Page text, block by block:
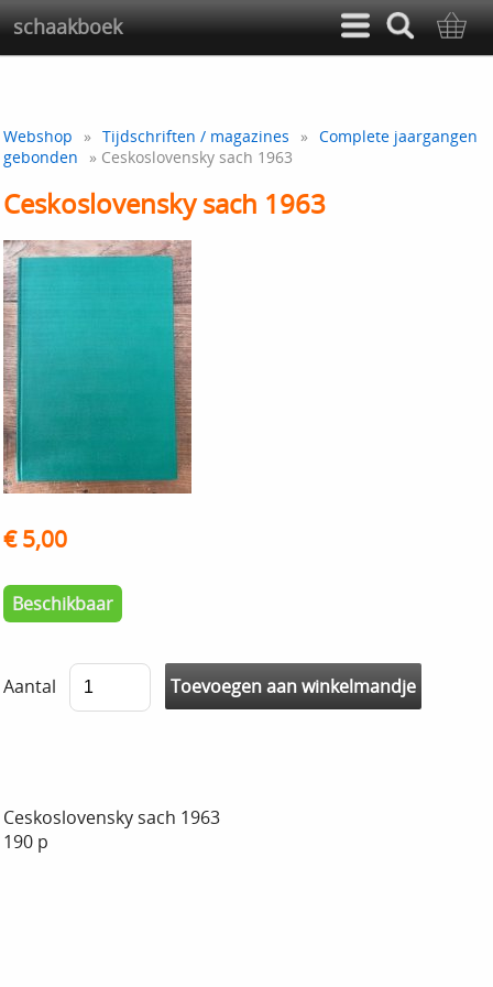
schaakboek
Webshop » Tijdschriften / magazines » Complete jaargangen
gebonden
» Ceskoslovensky sach 1963
Ceskoslovensky sach 1963
€ 5,00
Beschikbaar
Aantal
Ceskoslovensky sach 1963
190 p